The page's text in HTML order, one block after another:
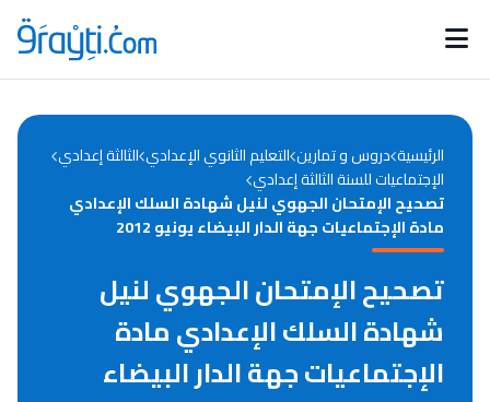
Catégories
d'actualités
Annonces bourses
الرئيسية دروس و تمارين التعليم الثانوي الإعدادي الثالثة إعدادي
الإجتماعيات للسنة الثالثة إعدادي
تصحيح الإمتحان الجهوي لنيل شهادة السلك الإعدادي
مادة الإجتماعيات جهة الدار البيضاء يونيو 2012
تصحيح الإمتحان الجهوي لنيل
شهادة السلك الإعدادي مادة
الإجتماعيات جهة الدار البيضاء